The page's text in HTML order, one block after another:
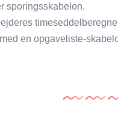
sporingsskabelon.
en opgaveliste-